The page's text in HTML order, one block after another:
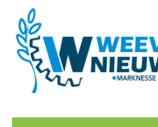
naar
inhoud